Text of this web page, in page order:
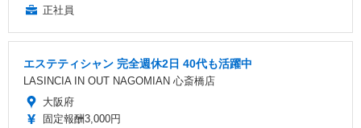
正社員
エステティシャン 完全週休2日 40代も活躍中
LASINCIA IN OUT NAGOMIAN 心斎橋店
大阪府
固定報酬3,000円